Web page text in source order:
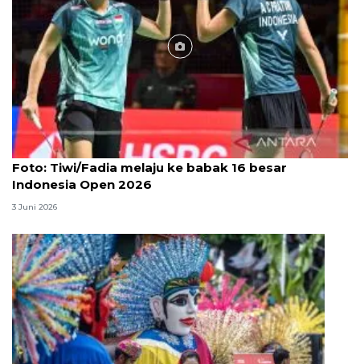
Foto
Foto: Tiwi/Fadia melaju ke babak 16 besar
Indonesia Open 2026
3 Juni 2026